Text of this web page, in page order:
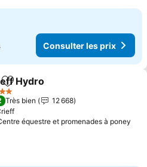
Consulter les prix
Ajouter à mes favoris
Hydro
Très bien
12 668
équestre et promenades à poney